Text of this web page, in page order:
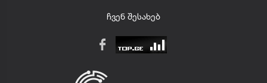
ჩვენ შესახებ